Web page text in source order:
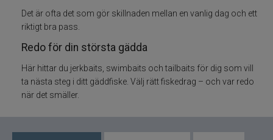
Vinterfiske
Kläder
Trolling
Det är ofta det som gör skillnaden mellan en vanlig dag och ett
riktigt bra pass.
Redo för din största gädda
Här hittar du jerkbaits, swimbaits och tailbaits för dig som vill
ta nästa steg i ditt gäddfiske. Välj rätt fiskedrag – och var redo
när det smäller.